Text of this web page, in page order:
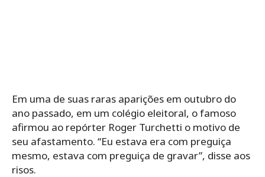
Em uma de suas raras aparições em outubro do
ano passado, em um colégio eleitoral, o famoso
afirmou ao repórter Roger Turchetti o motivo de
seu afastamento. “Eu estava era com preguiça
mesmo, estava com preguiça de gravar”, disse aos
risos.